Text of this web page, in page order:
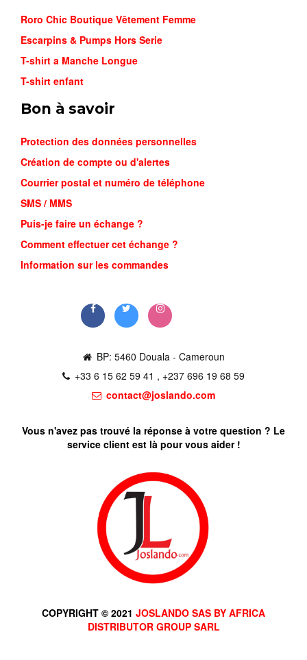
Roro Chic Boutique Vêtement Femme
Escarpins & Pumps Hors Serie
T-shirt a Manche Longue
T-shirt enfant
Bon à savoir
Protection des données personnelles
Création de compte ou d'alertes
Courrier postal et numéro de téléphone
SMS / MMS
Puis-je faire un échange ?
Comment effectuer cet échange ?
Information sur les commandes
BP: 5460 Douala - Cameroun
+33 6 15 62 59 41 , +237 696 19 68 59
contact@joslando.com
Vous n'avez pas trouvé la réponse à votre question ? Le
service client est là pour vous aider !
COPYRIGHT © 2021 JOSLANDO SAS BY AFRICA
DISTRIBUTOR GROUP SARL